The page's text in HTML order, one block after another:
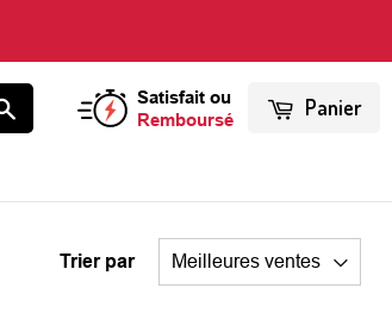
Satisfait ou
Remboursé
Panier
Trier par